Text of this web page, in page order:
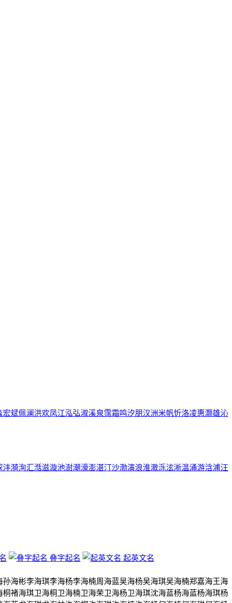
宏斌佩澜 洪欢凤江泓弘淑溪泉霈霜鸣汐朋汉洲米帆忻洛凌惠灏雄沁
沣漪洵汇湉滋漩池澍潮濠澎湛汀沙渤演浪淮澈泺泫淅温涌游浛浦汪
叠字起名
起英文名
孙海彬李海琪李海杨李海楠周海蓝吴海杨吴海琪吴海楠郑嘉海王海
桐褚海琪卫海桐 卫海楠卫海荣卫海杨卫海琪沈海蓝杨海蓝杨海琪杨